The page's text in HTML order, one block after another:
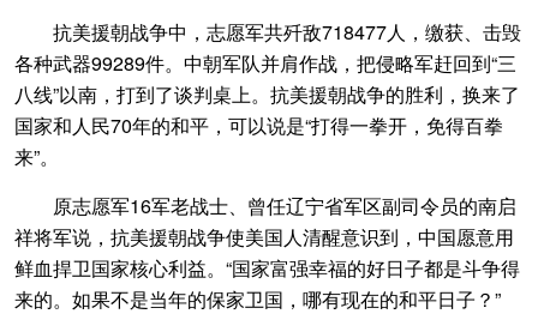
抗美援朝战争中，志愿军共歼敌718477人，缴获、击毁
各种武器99289件。中朝军队并肩作战，把侵略军赶回到“三
八线”以南，打到了谈判桌上。抗美援朝战争的胜利，换来了
国家和人民70年的和平，可以说是“打得一拳开，免得百拳
来”。
原志愿军16军老战士、曾任辽宁省军区副司令员的南启
祥将军说，抗美援朝战争使美国人清醒意识到，中国愿意用
鲜血捍卫国家核心利益。“国家富强幸福的好日子都是斗争得
来的。如果不是当年的保家卫国，哪有现在的和平日子？”